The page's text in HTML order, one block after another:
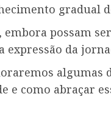
gradual
embora possam
expressão da
algumas
e como abraçar